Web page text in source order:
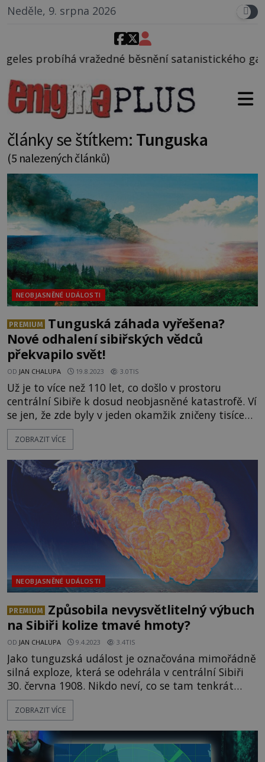
Neděle, 9. srpna 2026
satanistického gangu vedeného
články se štítkem: Tunguska
(5 nalezených článků)
NEOBJASNĚNÉ UDÁLOSTI
PREMIUM
Tunguská záhada vyřešena?
Nové odhalení sibiřských vědců
překvapilo svět!
OD JAN CHALUPA 19.8.2023 3.0TIS
Už je to více než 110 let, co došlo v prostoru
centrální Sibiře k dosud neobjasněné katastrofě. Ví
se jen, že zde byly v jeden okamžik zničeny tisíce
stromů a zemětřesná vlna několikrát oběhla celou
planetu. Co mimořádně silnou explozi způsobilo?
době přiblížil obrovský meteorit! Vypadá to jako
krásný letní den. Dne 3
ZOBRAZIT VÍCE
NEOBJASNĚNÉ UDÁLOSTI
PREMIUM
Způsobila nevysvětlitelný výbuch
na Sibiři kolize tmavé hmoty?
OD JAN CHALUPA 9.4.2023 3.4TIS
Jako tunguzská událost je označována mimořádně
silná exploze, která se odehrála v centrální Sibiři
30. června 1908. Nikdo neví, co se tam tenkrát
stalo. Záhadou se už dlouhou dobu zabývá také
česko-americký geofyzik Günther Kletetschka,
znovu vydal. Co se mu podařilo zjistit? Tunguzská
událost stále nedává spát v
ZOBRAZIT VÍCE